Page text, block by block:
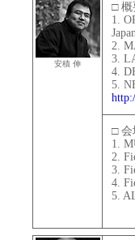
安積 伸
□ 概
1.
2.
3.
4.
5.
□ 会
1.
2.
3.
4.
5.